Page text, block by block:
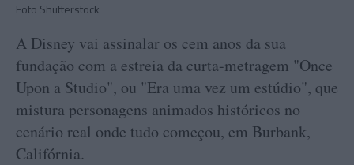
Foto Shutterstock
A Disney vai assinalar os cem anos da sua
fundação com a estreia da curta-metragem "Once
Upon a Studio", ou "Era uma vez um estúdio", que
mistura personagens animados históricos no
cenário real onde tudo começou, em Burbank,
Califórnia.